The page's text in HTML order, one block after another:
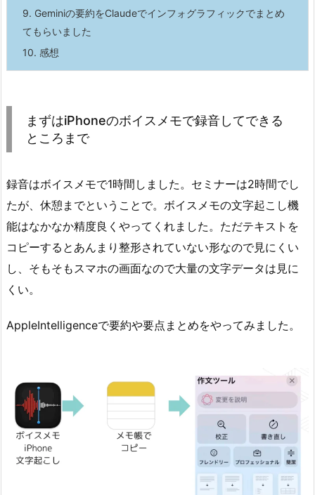
9. Geminiの要約をClaudeでインフォグラフィックでまとめ
てもらいました
10. 感想
まずはiPhoneのボイスメモで録音してできる
ところまで
録音はボイスメモで1時間しました。セミナーは2時間でし
たが、休憩までということで。ボイスメモの文字起こし機
能はなかなか精度良くやってくれました。ただテキストを
コピーするとあんまり整形されていない形なので見にくい
し、そもそもスマホの画面なので大量の文字データは見に
くい。
AppleIntelligenceで要約や要点まとめをやってみました。